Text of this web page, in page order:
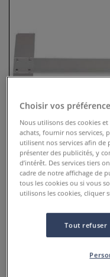
Té fixe
0
Choisir vos
Nous utilisons des cookies
achats, fournir nos services,
utilisent nos services afin
présenter des publicités, y
d’intérêt. Des services tiers
cadre de notre affichage de
tous les cookies ou si vous
utilisons les cookies, cliquer
Tout refuser